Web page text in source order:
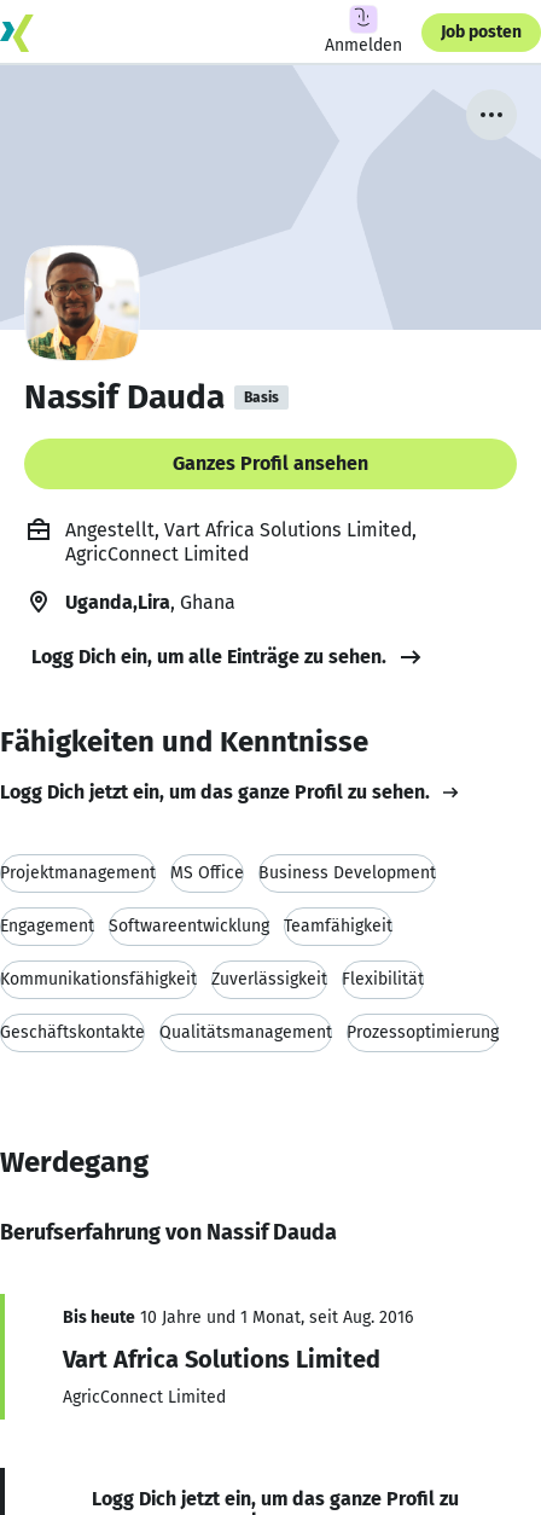
Anmelden
Job posten
Nassif Dauda Basis
Ganzes Profil ansehen
Angestellt, Vart Africa Solutions Limited,
AgricConnect Limited
Uganda,Lira, Ghana
Logg Dich ein, um alle Einträge zu sehen.
Fähigkeiten und Kenntnisse
Logg Dich jetzt ein, um das ganze Profil zu sehen.
Projektmanagement MS Office Business Development
Engagement Softwareentwicklung Teamfähigkeit
Kommunikationsfähigkeit Zuverlässigkeit Flexibilität
Geschäftskontakte Qualitätsmanagement Prozessoptimierung
Werdegang
Berufserfahrung von Nassif Dauda
Bis heute 10 Jahre und 1 Monat, seit Aug. 2016
Vart Africa Solutions Limited
AgricConnect Limited
Logg Dich jetzt ein, um das ganze Profil zu